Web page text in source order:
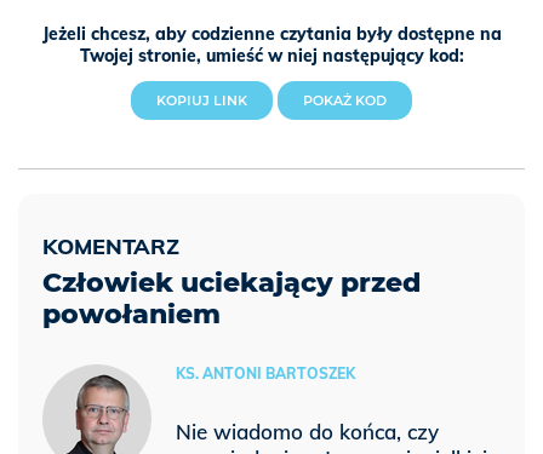
Jeżeli chcesz, aby codzienne czytania były dostępne na
Twojej stronie, umieść w niej następujący kod:
KOPIUJ LINK POKAŻ KOD
Człowiek uciekający przed
powołaniem
KS. ANTONI BARTOSZEK
Nie wiadomo do końca, czy